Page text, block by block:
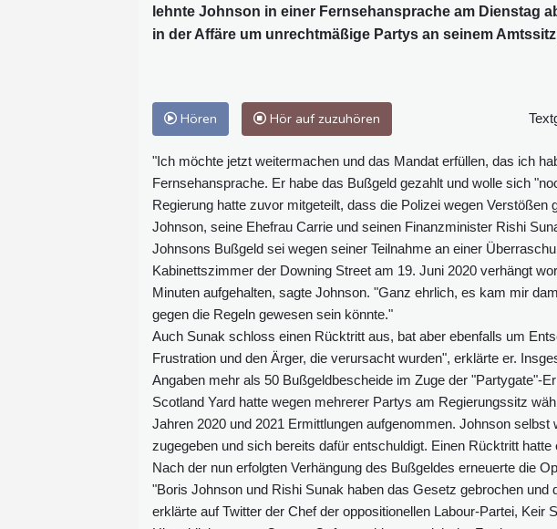
lehnte Johnson in einer Fernsehansprache am Dienstag
in der Affäre um unrechtmäßige Partys an seinem
Hören Hör auf zuzuhören
"Ich möchte jetzt weitermachen und das Mandat erfüllen, das ich
Fernsehansprache. Er habe das Bußgeld gezahlt und wolle sich
Regierung hatte zuvor mitgeteilt, dass die Polizei wegen Verstößen
Johnson, seine Ehefrau Carrie und seinen Finanzminister Rishi
Johnsons Bußgeld sei wegen seiner Teilnahme an einer
Kabinettszimmer der Downing Street am 19. Juni 2020 verhängt
Minuten aufgehalten, sagte Johnson. "Ganz ehrlich, es kam mir
gegen die Regeln gewesen sein könnte."
Auch Sunak schloss einen Rücktritt aus, bat aber ebenfalls um
Frustration und den Ärger, die verursacht wurden", erklärte er.
Angaben mehr als 50 Bußgeldbescheide im Zuge der "Partygate"-
Scotland Yard hatte wegen mehrerer Partys am Regierungssitz
Jahren 2020 und 2021 Ermittlungen aufgenommen. Johnson selbst
zugegeben und sich bereits dafür entschuldigt. Einen Rücktritt
Nach der nun erfolgten Verhängung des Bußgeldes erneuerte die
"Boris Johnson und Rishi Sunak haben das Gesetz gebrochen und
erklärte auf Twitter der Chef der oppositionellen Labour-Partei, Keir